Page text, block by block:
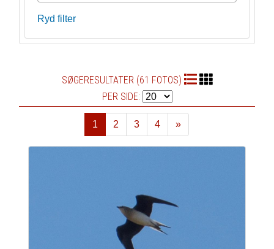
Ryd filter
SØGERESULTATER (61 FOTOS)
PER SIDE:
1 2 3 4
»
Næste